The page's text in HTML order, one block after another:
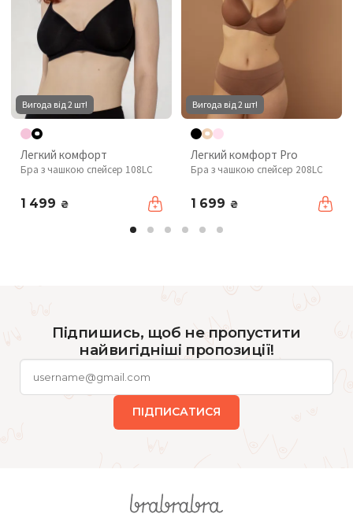
Вигода від 2 шт!
Легкий комфорт
Бра з чашкою спейсер 108LC
1 499 ₴
Вигода від 2 шт!
Легкий комфорт Pro
Бра з чашкою спейсер 208LC
1 699 ₴
Підпишись, щоб не пропустити
найвигідніші пропозиції!
ПІДПИСАТИСЯ